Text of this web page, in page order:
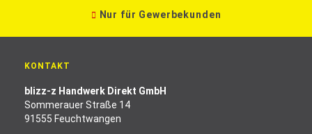
Nur für Gewerbekunden
KONTAKT
blizz-z Handwerk Direkt GmbH
Sommerauer Straße 14
91555 Feuchtwangen